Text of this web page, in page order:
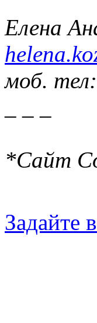
Елена
моб.
*Сайт
Задайте